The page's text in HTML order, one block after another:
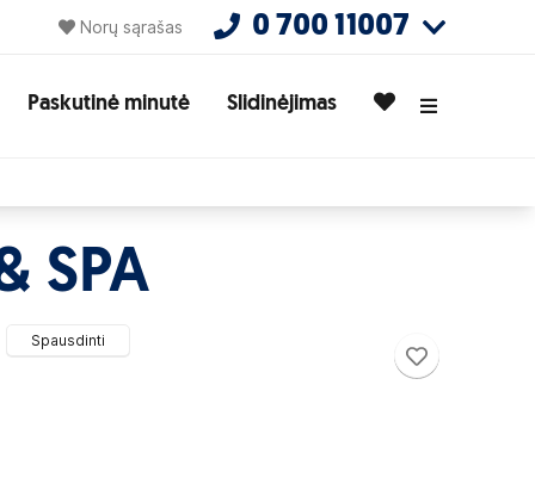
Norų sąrašas 0 700 11007
Paskutinė minutė Slidinėjimas
SPA
Spausdinti